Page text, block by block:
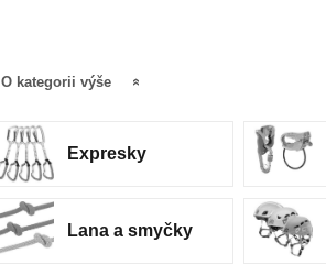
O kategorii výše
Expresky
Lana a smyčky